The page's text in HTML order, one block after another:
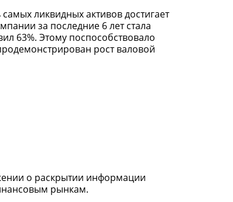
ликвидных активов достигает
за последние 6 лет стала
63%. Этому поспособствовало
рост валовой
о раскрытии информации
рынкам.